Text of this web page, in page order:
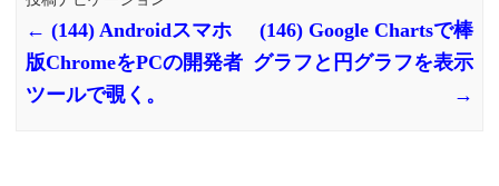
← (144) Androidスマホ
版ChromeをPCの開発者
ツールで覗く。
(146) Google Chartsで棒
グラフと円グラフを表示
→